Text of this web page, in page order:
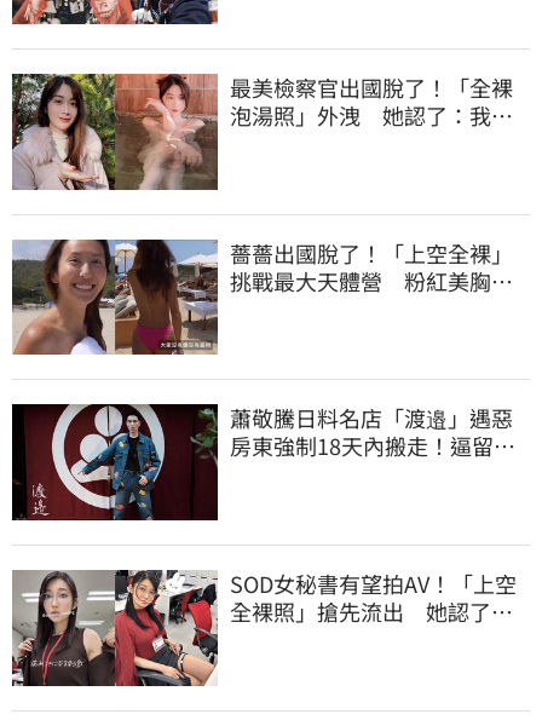
最美檢察官出國脫了！「全裸
泡湯照」外洩 她認了：我一
薔薔出國脫了！「上空全裸」
挑戰最大天體營 粉紅美胸被
蕭敬騰日料名店「渡邉」遇惡
房東強制18天內搬走！逼留裝
SOD女秘書有望拍AV！「上空
全裸照」搶先流出 她認了：